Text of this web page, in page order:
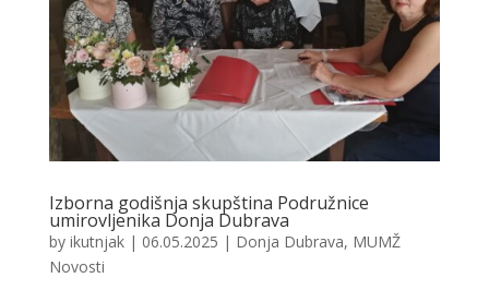
Izborna godišnja skupština Podružnice
umirovljenika Donja Dubrava
by ikutnjak| 06.05.2025 | Donja Dubrava, MUMŽ
Novosti